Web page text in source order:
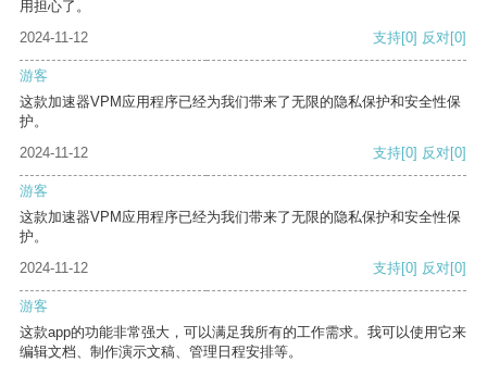
用担心了。
2024-11-12
支持[0] 反对[0]
游客
这款加速器VPM应用程序已经为我们带来了无限的隐私保护和安全性保
护。
2024-11-12
支持[0] 反对[0]
游客
这款加速器VPM应用程序已经为我们带来了无限的隐私保护和安全性保
护。
2024-11-12
支持[0] 反对[0]
游客
这款app的功能非常强大，可以满足我所有的工作需求。我可以使用它来
编辑文档、制作演示文稿、管理日程安排等。